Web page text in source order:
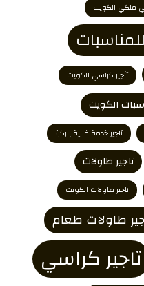
ملكي الكويت
تأجير كراسي الكويت
الكويت
تاجير خدمة فالية باركن
تاجير طاولات
تاجير طاولات الكويت
طاولات طعام
تاجير كراسي